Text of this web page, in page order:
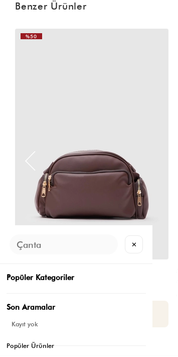
Benzer Ürünler
5.0 (10)📷
Seçili Ürünlerde Ek %30 İndirim
%50
✕
Popüler Kategoriler
Son Aramalar
Kayıt yok
Popüler Ürünler